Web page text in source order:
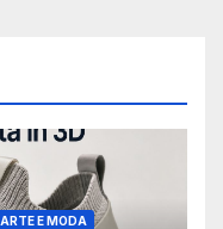
ARTE E MODA